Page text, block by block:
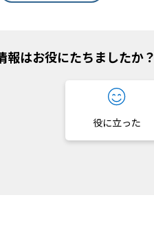
報はお役にたちましたか？
役に立った